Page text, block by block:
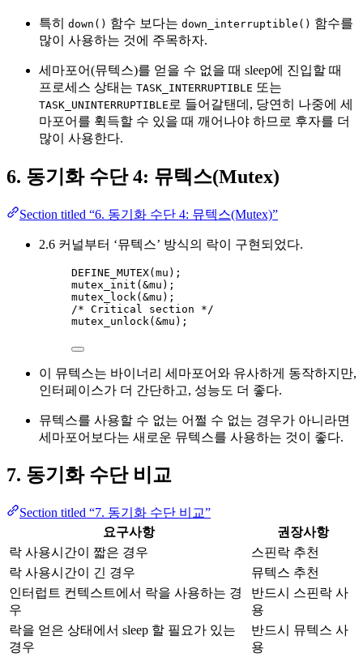
특히 down() 함수 보다는 down_interruptible() 함수를
많이 사용하는 것에 주목하자.
세마포어(뮤텍스)를 얻을 수 없을 때 sleep에 진입할 때
프로세스 상태는 TASK_INTERRUPTIBLE 또는
TASK_UNINTERRUPTIBLE 로 들어갈탠데, 당연히 나중에 세
마포어를 휙득할 수 있을 때 깨어나야 하므로 후자를 더
많이 사용한다.
6. 동기화 수단 4: 뮤텍스(Mutex)
Section titled “6. 동기화 수단 4: 뮤텍스(Mutex)”
2.6 커널부터 ‘뮤텍스’ 방식의 락이 구현되었다.
DEFINE_MUTEX(mu);
mutex_init (&mu );
mutex_lock (&mu );
/* Critical section */
mutex_unlock (&mu );
이 뮤텍스는 바이너리 세마포어와 유사하게 동작하지만,
인터페이스가 더 간단하고, 성능도 더 좋다.
뮤텍스를 사용할 수 없는 어쩔 수 없는 경우가 아니라면
세마포어보다는 새로운 뮤텍스를 사용하는 것이 좋다.
7. 동기화 수단 비교
Section titled “7. 동기화 수단 비교”
요구사항
권장사항
락 사용시간이 짧은 경우
스핀락 추천
락 사용시간이 긴 경우
뮤텍스 추천
인터럽트 컨텍스트에서 락을 사용하는 경
우
반드시 스핀락 사
용
락을 얻은 상태에서 sleep 할 필요가 있는
경우
반드시 뮤텍스 사
용